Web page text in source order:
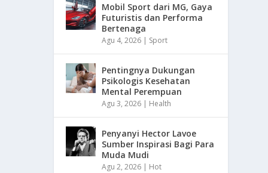
Mobil Sport dari MG, Gaya
Futuristis dan Performa
Bertenaga
Agu 4, 2026 | Sport
Pentingnya Dukungan
Psikologis Kesehatan
Mental Perempuan
Agu 3, 2026 | Health
Penyanyi Hector Lavoe
Sumber Inspirasi Bagi Para
Muda Mudi
Agu 2, 2026 | Hot